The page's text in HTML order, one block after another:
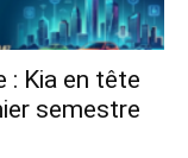
: Kia en tête
semestre